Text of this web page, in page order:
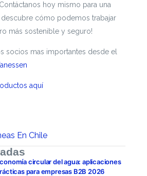
hoy mismo para una
cómo podemos trabajar
más sostenible y seguro!
socios mas importantes desde el
aquí
En Chile
circular del agua: aplicaciones
para empresas B2B 2026